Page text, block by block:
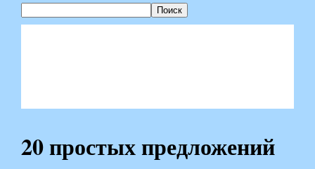
Поиск
20 простых предложений